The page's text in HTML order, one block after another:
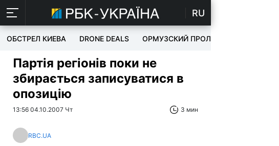
RU
ОБСТРЕЛ КИЕВА DRONE DEALS ОРМУЗСКИЙ ПРОЛИВ
Партія регіонів поки не
збирається записуватися в
опозицію
13:56 04.10.2007 Чт 3 мин
RBC.UA